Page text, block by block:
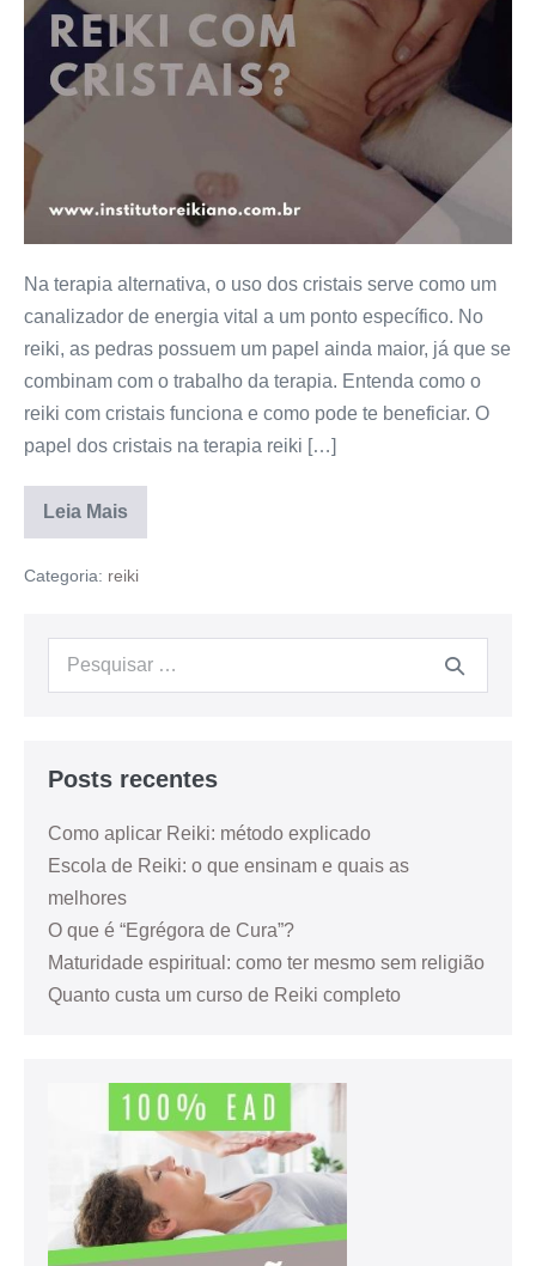
Na terapia alternativa, o uso dos cristais serve como um
canalizador de energia vital a um ponto específico. No
reiki, as pedras possuem um papel ainda maior, já que se
combinam com o trabalho da terapia. Entenda como o
reiki com cristais funciona e como pode te beneficiar. O
papel dos cristais na terapia reiki […]
Leia Mais
Categoria: reiki
Posts recentes
Como aplicar Reiki: método explicado
Escola de Reiki: o que ensinam e quais as
melhores
O que é “Egrégora de Cura”?
Maturidade espiritual: como ter mesmo sem religião
Quanto custa um curso de Reiki completo